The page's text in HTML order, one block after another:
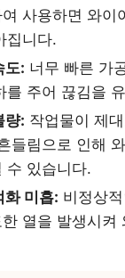
사용하면 와이
집니다.
도: 너무 빠른 가
를 주어 끊김을
량: 작업물이 제
들림으로 인해
수 있습니다.
화 미흡: 비정상
열을 발생시켜